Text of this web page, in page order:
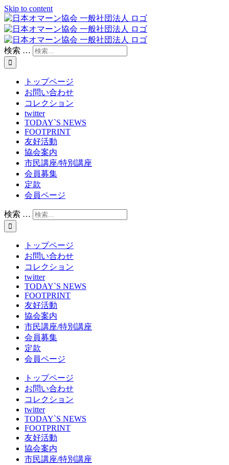
Skip to content
検索 …
トップページ
お問い合わせ
コレクション
twitter
TODAY`S NEWS
FOOTPRINT
友好活動
協会案内
市民講座/特別講座
会員募集
定款
会員ページ
検索 …
トップページ
お問い合わせ
コレクション
twitter
TODAY`S NEWS
FOOTPRINT
友好活動
協会案内
市民講座/特別講座
会員募集
定款
会員ページ
トップページ
お問い合わせ
コレクション
twitter
TODAY`S NEWS
FOOTPRINT
友好活動
協会案内
市民講座/特別講座